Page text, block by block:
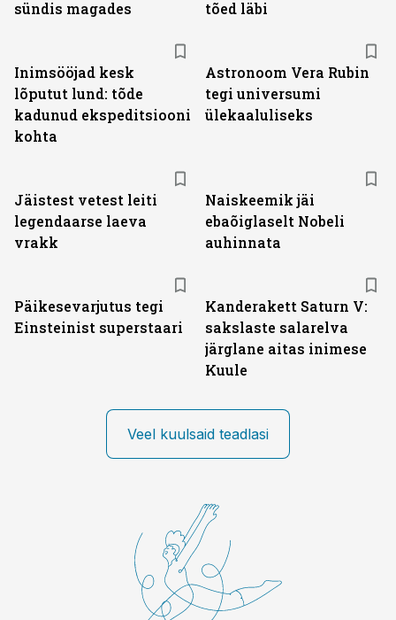
sündis magades
tõed läbi
Inimsööjad kesk
lõputut lund: tõde
kadunud ekspeditsiooni
kohta
Astronoom Vera Rubin
tegi universumi
ülekaaluliseks
Jäistest vetest leiti
legendaarse laeva
vrakk
Naiskeemik jäi
ebaõiglaselt Nobeli
auhinnata
Päikesevarjutus tegi
Einsteinist superstaari
Kanderakett Saturn V:
sakslaste salarelva
järglane aitas inimese
Kuule
Veel kuulsaid teadlasi